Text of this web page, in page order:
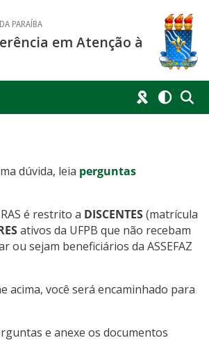
PARAÍBA
em Atenção à
dúvida, leia perguntas
é restrito a DISCENTES(matrícula
ativos da UFPB que não recebam
ou sejam beneficiários da ASSEFAZ
acima, você será encaminhado para
e anexe os documentos